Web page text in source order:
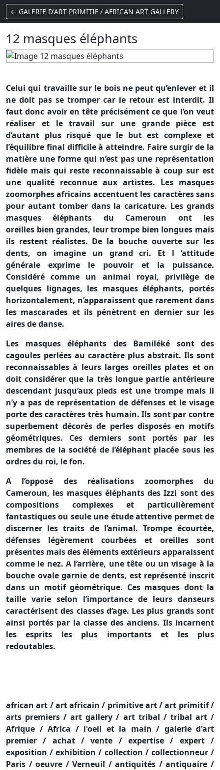
← GALERIE D'ART PRIMITIF / AFRICAN ART GALLERY
12 masques éléphants
Celui qui travaille sur le bois ne peut qu’enlever et il
ne doit pas se tromper car le retour est interdit. Il
faut donc avoir en tête précisément ce que l’on veut
réaliser et le travail sur une grande pièce est
d’autant plus risqué que le but est complexe et
l’équilibre final difficile à atteindre. Faire surgir de la
matière une forme qui n’est pas une représentation
fidèle mais qui reste reconnaissable à coup sur est
une qualité reconnue aux artistes. Les masques
zoomorphes africains accentuent les caractères sans
pour autant tomber dans la caricature. Les grands
masques éléphants du Cameroun ont les
oreilles bien grandes, leur trompe bien longues mais
ils restent réalistes. De la bouche ouverte sur les
dents, on imagine un grand cri. Et l ‘attitude
générale exprime le pouvoir et la puissance.
Considéré comme un animal royal, privilège de
quelques lignages, les masques éléphants, portés
horizontalement, n’apparaissent que rarement dans
les mascarades et ils pénètrent en dernier sur les
aires de danse.
Les masques éléphants des Bamiléké sont des
cagoules perlées au caractère plus abstrait. Ils sont
reconnaissables à leurs larges oreilles plates et on
doit considérer que la très longue partie antérieure
descendant jusqu’aux pieds est une trompe mais il
n’y a pas de représentation de défenses et le visage
porte des caractères très humain. Ils sont par contre
superbement décorés de perles disposés en motifs
géométriques. Ces derniers sont portés par les
membres de la société de l’éléphant placée sous les
ordres du roi, le fon.
A l’opposé des réalisations zoomorphes du
Cameroun, les masques éléphants des Izzi sont des
compositions complexes et particulièrement
fantastiques ou seule une étude attentive permet de
discerner les traits de l’animal. Trompe écourtée,
défenses légèrement courbées et oreilles sont
présentes mais des éléments extérieurs apparaissent
comme le nez. A l’arrière, une tête ou un visage à la
bouche ovale garnie de dents, est représenté inscrit
dans un motif géométrique. Ces masques dont la
taille varie selon l’importance de leurs danseurs
caractérisent des classes d’age. Les plus grands sont
ainsi portés par la classe des anciens. Ils incarnent
les esprits les plus importants et les plus
redoutables.
african art / art africain / primitive art / art primitif /
arts premiers / art gallery / art tribal / tribal art /
Afrique / Africa / l'oeil et la main / galerie d'art
premier / achat / vente / expertise / expert /
exposition / exhibition / collection / collectionneur /
Paris / oeuvre / Verneuil / antiquités / antiquaire /